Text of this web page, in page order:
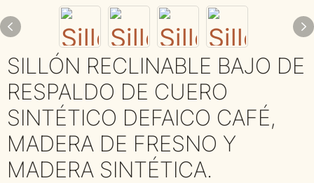
SILLÓN RECLINABLE BAJO DE
RESPALDO DE CUERO
SINTÉTICO DEFAICO CAFÉ,
MADERA DE FRESNO Y
MADERA SINTÉTICA.